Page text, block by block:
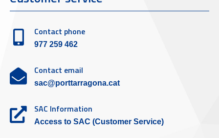
Contact phone
977 259 462
Contact email
sac@porttarragona.cat
SAC Information
Access to SAC (Customer Service)